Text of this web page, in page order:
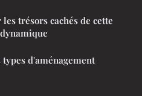
trésors cachés de cette
d'aménagement